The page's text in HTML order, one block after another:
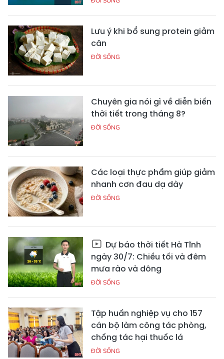
Lưu ý khi bổ sung protein giảm
cân
ĐỜI SỐNG
Chuyên gia nói gì về diễn biến
thời tiết trong tháng 8?
ĐỜI SỐNG
Các loại thực phẩm giúp giảm
nhanh cơn đau dạ dày
ĐỜI SỐNG
Dự báo thời tiết Hà Tĩnh
ngày 30/7: Chiều tối và đêm
mưa rào và dông
ĐỜI SỐNG
Tập huấn nghiệp vụ cho 157
cán bộ làm công tác phòng,
chống tác hại thuốc lá
ĐỜI SỐNG